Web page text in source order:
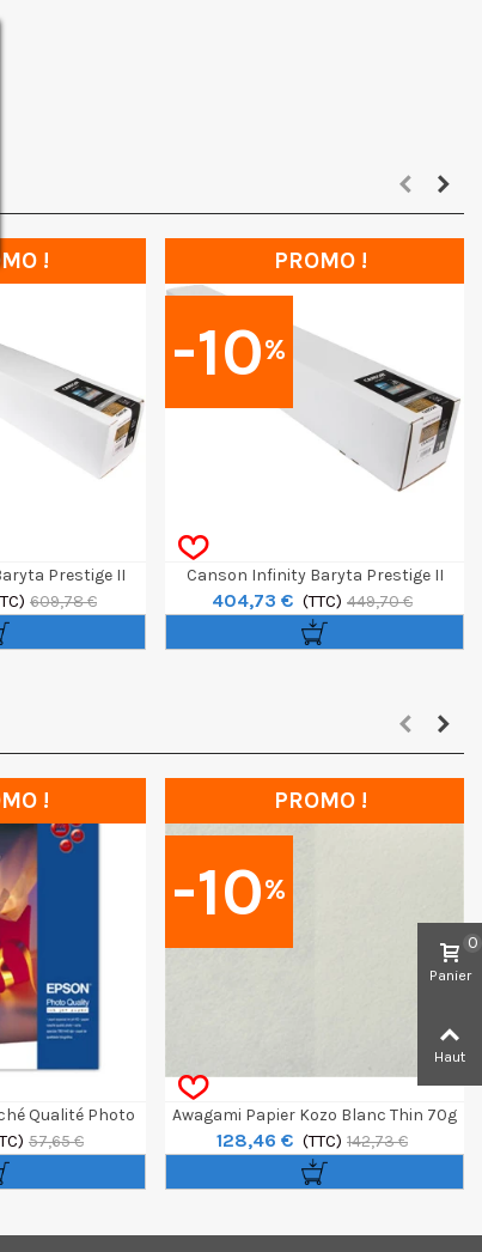
!
Prestige II
60" / 12m
609,78 €
-10%
PROMO !
Canson Infinity Baryta Prestige II
340g Rouleau 44" / 12m
404,73 € (TTC) 449,70 €
!
Qualité Photo
102g/m²
57,65 €
-10%
PROMO !
Awagami Papier Kozo Blanc Thin 70g
A2 10f
128,46 € (TTC) 142,73 €
Panier
0
Haut